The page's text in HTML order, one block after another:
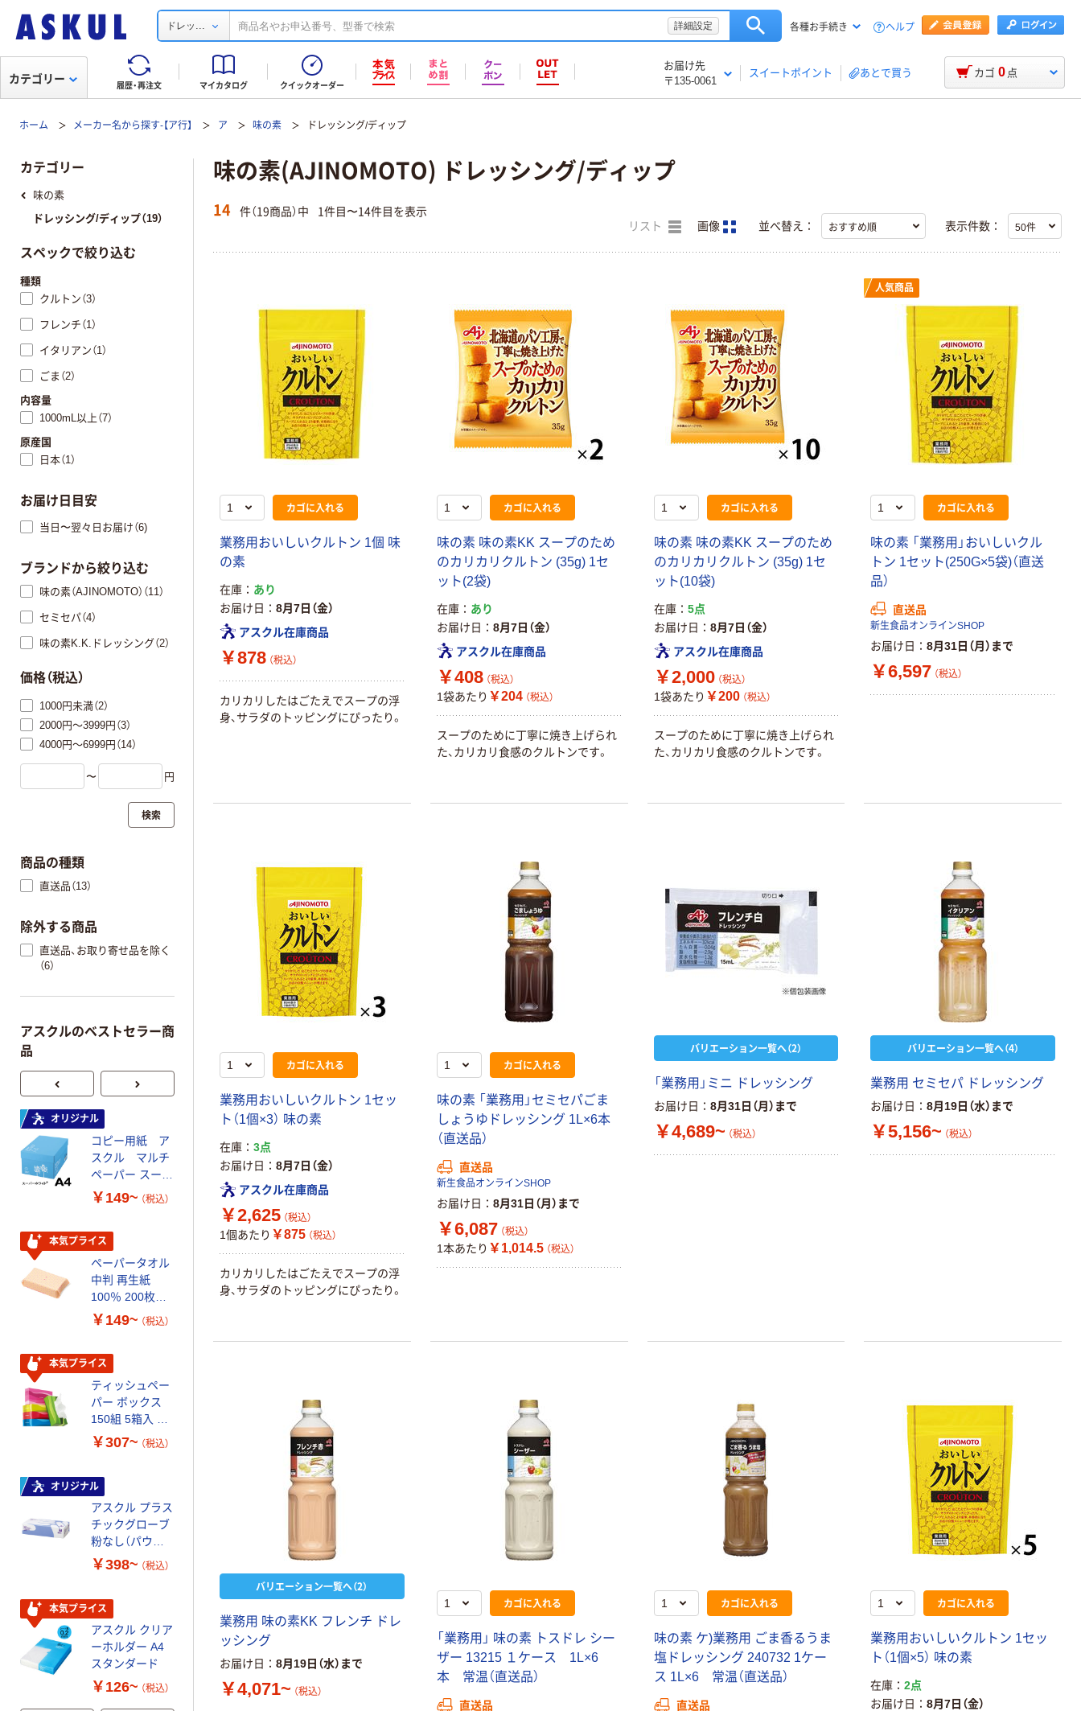
ドレッ ... 詳細設定 各種お手続き ヘルプ
履歴・再注文 マイカタログ クイックオーダー
お届け先
〒135-0061
スイートポイント あとで買う
カテゴリー カゴ 0 点
ホーム メーカー名から探す-【ア行】 ア 味の素 ドレッシング/ディップ
味の素(AJINOMOTO) ドレッシング/ディップ
14 件（19商品）中 1件目〜14件目を表示
リスト 画像 並べ替え： 表示件数：
カゴに入れる
業務用おいしいクルトン 1個 味
の素
在庫
あり
お届け日
8月7日（金）
アスクル在庫商品
￥878 （税込）
カリカリしたはごたえでスープの浮
身、サラダのトッピングにぴったり。
カゴに入れる
味の素 味の素KK スープのため
のカリカリクルトン (35g) 1セ
ット(2袋)
在庫
あり
お届け日
8月7日（金）
アスクル在庫商品
￥408 （税込）
1袋あたり ￥204 （税込）
スープのために丁寧に焼き上げられ
た、カリカリ食感のクルトンです。
カゴに入れる
味の素 味の素KK スープのため
のカリカリクルトン (35g) 1セ
ット(10袋)
在庫
5点
お届け日
8月7日（金）
アスクル在庫商品
￥2,000 （税込）
1袋あたり ￥200 （税込）
スープのために丁寧に焼き上げられ
た、カリカリ食感のクルトンです。
人気商品
カゴに入れる
味の素 「業務用」おいしいクル
トン 1セット(250G×5袋)（直送
品）
直送品
新生食品オンラインSHOP
お届け日 8月31日（月）まで
￥6,597 （税込）
カゴに入れる
業務用おいしいクルトン 1セッ
ト（1個×3） 味の素
在庫
3点
お届け日
8月7日（金）
アスクル在庫商品
￥2,625 （税込）
1個あたり ￥875 （税込）
カリカリしたはごたえでスープの浮
身、サラダのトッピングにぴったり。
カゴに入れる
味の素 「業務用」セミセパごま
しょうゆドレッシング 1L×6本
（直送品）
直送品
新生食品オンラインSHOP
お届け日 8月31日（月）まで
￥6,087 （税込）
1本あたり ￥1,014.5 （税込）
バリエーション一覧へ（2）
「業務用」ミニ ドレッシング
お届け日 8月31日（月）まで
￥4,689~ （税込）
バリエーション一覧へ（4）
業務用 セミセパ ドレッシング
お届け日 8月19日（水）まで
￥5,156~ （税込）
バリエーション一覧へ（2）
業務用 味の素KK フレンチ ドレ
ッシング
お届け日 8月19日（水）まで
￥4,071~ （税込）
カゴに入れる
「業務用」 味の素 トスドレ シー
ザー 13215 １ケース 1L×6
本 常温（直送品）
直送品
カゴに入れる
味の素 ケ)業務用 ごま香るうま
塩ドレッシング 240732 1ケー
ス 1L×6 常温（直送品）
直送品
カゴに入れる
業務用おいしいクルトン 1セッ
ト（1個×5） 味の素
在庫
2点
お届け日
8月7日（金）
カテゴリー
味の素
ドレッシング/ディップ（19）
スペックで絞り込む
種類
クルトン（3）
フレンチ（1）
イタリアン（1）
ごま（2）
内容量
1000mL以上（7）
原産国
日本（1）
お届け日目安
当日〜翌々日お届け（6)
ブランドから絞り込む
味の素（AJINOMOTO）（11）
セミセパ（4）
味の素K.K.ドレッシング（2）
価格（税込）
1000円未満（2）
2000円～3999円（3）
4000円～6999円（14）
〜 円
検索
商品の種類
直送品（13）
除外する商品
直送品、お取り寄せ品を除く
（6）
アスクルのベストセラー商
品
オリジナル
コピー用紙 ア
スクル マルチ
ペーパー スーパ
ーホワイト+
￥149~ （税込）
本気プライス
ペーパータオル
中判 再生紙
100％ 200枚
FSC認証 シング
￥149~ （税込）
本気プライス
ティッシュペー
パー ボックス
150組 5箱入 ア
スクル スマート
証
￥307~ （税込）
オリジナル
アスクル プラス
チックグローブ
粉なし（パウダ
ーフリー）
￥398~ （税込）
本気プライス
アスクル クリア
ーホルダー A4
スタンダード
￥126~ （税込）
本気プライス
トイレットペー
パー ダブル60
ｍ 再生紙
100% 6ロール
リサイクル100
芯あり FSC認
証
￥446~ （税込）
オリジナル
ルチペーパー
スーパーエコノ
さしい やわらか
いマスク
￥458~ （税込）
再生紙 200枚
FSC認証紙 アス
クルオリジナル
￥143~
アスクル トイ
レのおそうじシ
ート 大王製紙
共同企画 トイ
レクリーナー
￥330~ （税込）
本気プライス
トイレットペー
パー シングル
120ｍ 再生紙
100% 6ロール
リサイクル100
芯あり FSC認
証
￥455~ （税込）
本気プライス
中判 バージンパ
ルプ100％ 200
枚入 PEFC認証
シングル アスク
（税込）
ファーストレイ
ト ニトリルグ
ト 粉なし（パ
ウダーフリー）
本気プライス
ファーストレイ
ト ホワイト紙コ
ップ
￥374~ （税込）
オリジナル
スズラン 酒精綿
G バルクタイプ
本気プライス
期間限定価格
アスクル プラ
スチックグロー
ブ 薄手 粉な
し（パウダーフ
￥298~
形 アルカリ乾
コピー用紙 ア
スクル マルチ
パー ボックス
150組 5箱入 ア
スクル スマート
コンパクト ビ
ビッド PEFC認
証
￥307~ （税込）
オリジナル
アスクル プラス
チックグローブ
粉なし（パウダ
ーフリー）
本気プライス
アスクル クリア
ーホルダー A4
スタンダード